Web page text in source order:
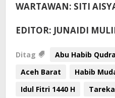
WARTAWAN: SITI
EDITOR: JUNAIDI
Ditag
Abu Habib
Aceh Barat
Habib
Idul Fitri 1440 H